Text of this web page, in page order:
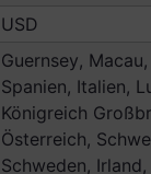
USD
Guernsey,
Spanien, Italien,
Königreich
Österreich,
Schweden,